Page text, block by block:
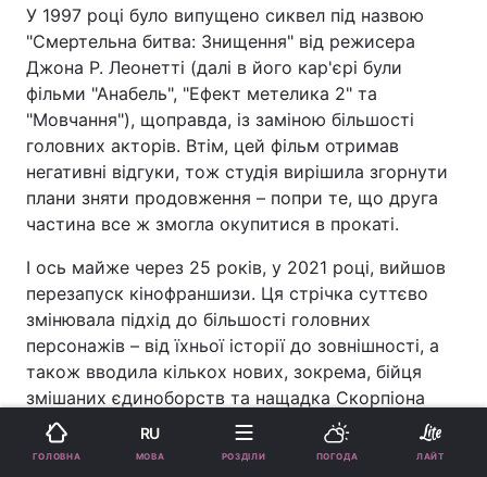
У 1997 році було випущено сиквел під назвою
"Смертельна битва: Знищення" від режисера
Джона Р. Леонетті (далі в його кар'єрі були
фільми "Анабель", "Ефект метелика 2" та
"Мовчання"), щоправда, із заміною більшості
головних акторів. Втім, цей фільм отримав
негативні відгуки, тож студія вирішила згорнути
плани зняти продовження – попри те, що друга
частина все ж змогла окупитися в прокаті.
І ось майже через 25 років, у 2021 році, вийшов
перезапуск кінофраншизи. Ця стрічка суттєво
змінювала підхід до більшості головних
персонажів – від їхньої історії до зовнішності, а
також вводила кількох нових, зокрема, бійця
змішаних єдиноборств та нащадка Скорпіона
Коула Янга, створеного спеціально для фільму.
ГОЛОВНА
RU
МОВА РОЗДІЛИ ПОГОДА ЛАЙТ